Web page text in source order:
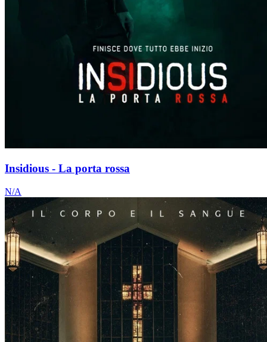
Insidious - La porta rossa
N/A